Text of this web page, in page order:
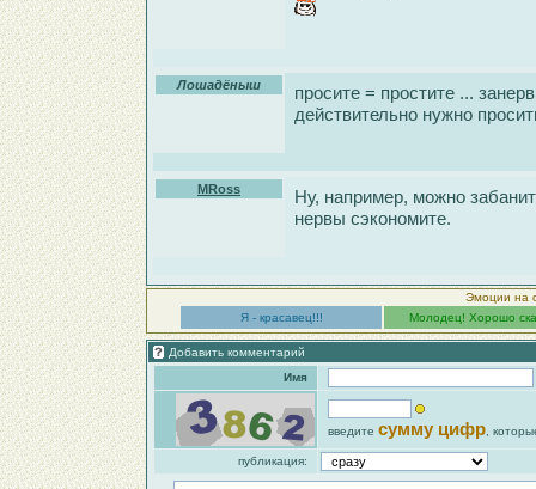
Лошадёныш
просите = простите ...
действительно нужно
MRoss
Ну, например, можно
нервы сэкономите.
Эмоции на
Я - красавец!!!
Молодец! Хорошо
Добавить комментарий
Имя
введите сумму цифр ,
публикация: